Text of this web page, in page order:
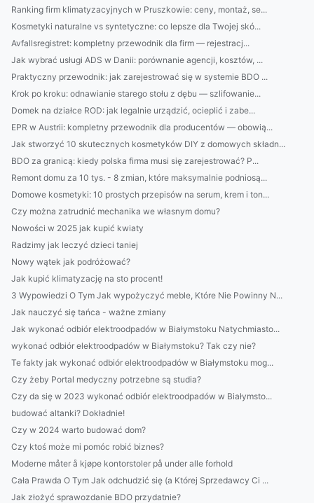
Ranking firm klimatyzacyjnych w Pruszkowie: ceny, montaż, se...
Kosmetyki naturalne vs syntetyczne: co lepsze dla Twojej skó...
Avfallsregistret: kompletny przewodnik dla firm — rejestracj...
Jak wybrać usługi ADS w Danii: porównanie agencji, kosztów, ...
Praktyczny przewodnik: jak zarejestrować się w systemie BDO ...
Krok po kroku: odnawianie starego stołu z dębu — szlifowanie...
Domek na działce ROD: jak legalnie urządzić, ocieplić i zabe...
EPR w Austrii: kompletny przewodnik dla producentów — obowią...
Jak stworzyć 10 skutecznych kosmetyków DIY z domowych składn...
BDO za granicą: kiedy polska firma musi się zarejestrować? P...
Remont domu za 10 tys. - 8 zmian, które maksymalnie podniosą...
Domowe kosmetyki: 10 prostych przepisów na serum, krem i ton...
Czy można zatrudnić mechanika we własnym domu?
Nowości w 2025 jak kupić kwiaty
Radzimy jak leczyć dzieci taniej
Nowy wątek jak podróżować?
Jak kupić klimatyzację na sto procent!
3 Wypowiedzi O Tym Jak wypożyczyć meble, Które Nie Powinny N...
Jak nauczyć się tańca - ważne zmiany
Jak wykonać odbiór elektroodpadów w Białymstoku Natychmiasto...
wykonać odbiór elektroodpadów w Białymstoku? Tak czy nie?
Te fakty jak wykonać odbiór elektroodpadów w Białymstoku mog...
Czy żeby Portal medyczny potrzebne są studia?
Czy da się w 2023 wykonać odbiór elektroodpadów w Białymsto...
budować altanki? Dokładnie!
Czy w 2024 warto budować dom?
Czy ktoś może mi pomóc robić biznes?
Moderne måter å kjøpe kontorstoler på under alle forhold
Cała Prawda O Tym Jak odchudzić się (a Której Sprzedawcy Ci ...
Jak złożyć sprawozdanie BDO przydatnie?